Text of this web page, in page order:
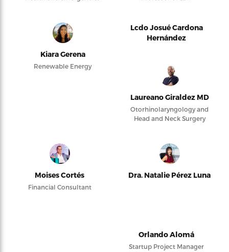
Kiara Gerena
Renewable Energy
Lcdo Josué Cardona
Hernández
Laureano Giraldez MD
Otorhinolaryngology and
Head and Neck Surgery
Moises Cortés
Financial Consultant
Dra. Natalie Pérez Luna
Orlando Alomá
Startup Project Manager